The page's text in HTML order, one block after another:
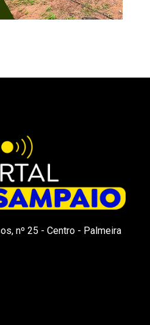
nº 25 - Centro - Palmeira